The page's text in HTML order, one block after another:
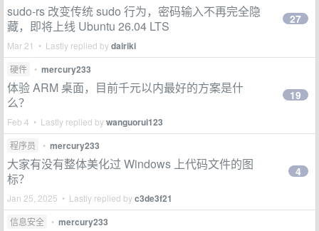
sudo-rs 改变传统 sudo 行为，密码输入不再完全隐
藏，即将上线 Ubuntu 26.04 LTS
Mar 21 • Lastly replied bydairiki
27
硬件 • mercury233
体验 ARM 桌面，目前千元以内最好的方案是什
么？
Feb 4 • Lastly replied bywanguorui123
19
程序员 • mercury233
大家有没有整体美化过 Windows 上代码文件的图
标？
Jan 25, 2025 • Lastly replied byc3de3f21
4
信息安全 • mercury233